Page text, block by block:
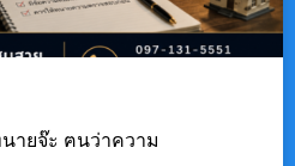
ายจ๊ะ ฅนว่าความ